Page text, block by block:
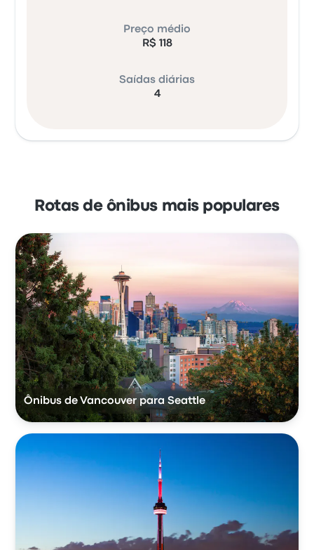
Preço médio
R$ 118
Saídas diárias
4
Rotas de ônibus mais populares
Ônibus de Vancouver para Seattle